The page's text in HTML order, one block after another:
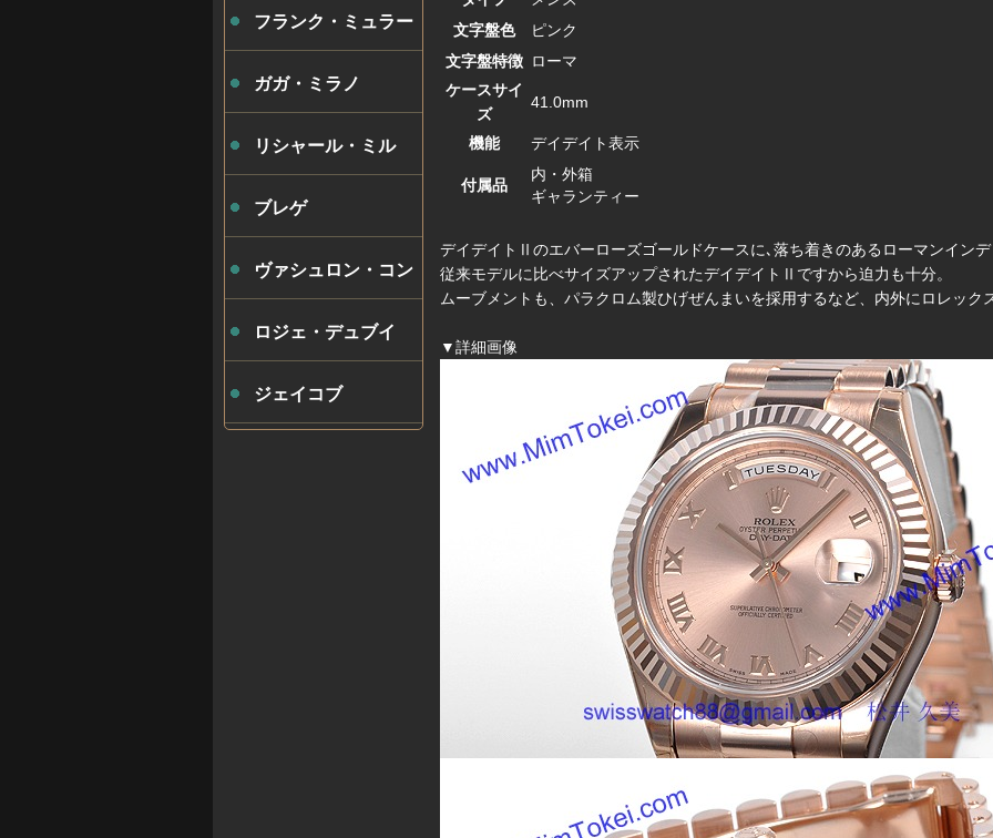
文字盤色
ピンク
文字盤特徴 ローマ
ケースサイ
ズ
41.0mm
機能 デイデイト表示
付属品
内・外箱
ギャランティー
デイデイトⅡのエバーローズゴールドケースに､落ち着きのあるローマンイン
従来モデルに比べサイズアップされたデイデイトⅡですから迫力も十分。
ムーブメントも、パラクロム製ひげぜんまいを採用するなど、内外にロレッ
▼詳細画像
フランク・ミュラー
ガガ・ミラノ
リシャール・ミル
ブレゲ
ヴァシュロン・コン
スタンタン
ロジェ・デュブイ
ジェイコブ